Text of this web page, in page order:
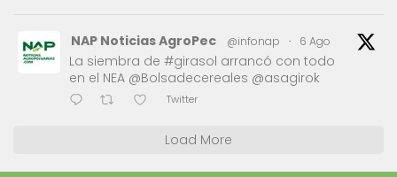
NAP Noticias AgroPec @infonap · 6 Ago
La siembra de #girasol arrancó con todo
en el NEA @Bolsadecereales @asagirok
Twitter
Load More